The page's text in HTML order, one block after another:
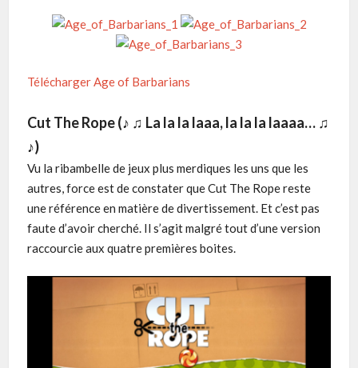
Télécharger Age of Barbarians
Cut The Rope (♪ ♫ La la la laaa, la la la laaaa… ♫
♪)
Vu la ribambelle de jeux plus merdiques les uns que les
autres, force est de constater que Cut The Rope reste
une référence en matière de divertissement. Et c’est pas
faute d’avoir cherché. Il s’agit malgré tout d’une version
raccourcie aux quatre premières boites.